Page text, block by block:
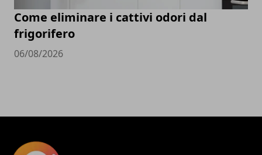
Come eliminare i cattivi odori dal
frigorifero
06/08/2026